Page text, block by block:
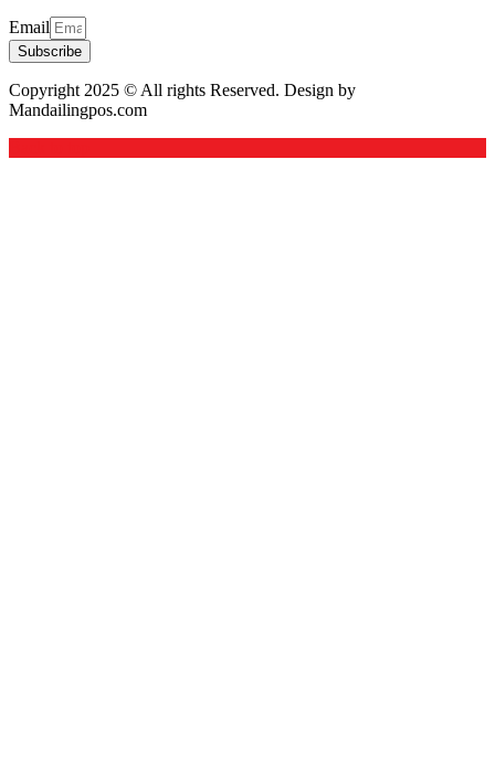
Email
Subscribe
Copyright 2025 © All rights Reserved. Design by
Mandailingpos.com